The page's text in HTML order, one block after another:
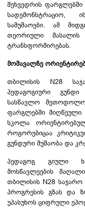
შეხვედრის
სადემონსტრაციო,
სამუშაოები. ამ
თეორიული მასალის
ტრანსფორმირებას.
მომავალზე
თბილისის N28
პედაგოგიური
სასწავლო
ფარგლებში
სკოლა
როგორებიცაა
გუნდური მუშაობა და
პედაგოგ გიული
მოსწავლეების
თბილისის N28
პროგრესის გზას და
უპასუხოს ციფრული